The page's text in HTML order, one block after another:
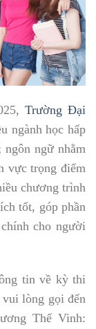
Trường Đại
ngành học hấp
ngôn ngữ nhằm
vực trọng điểm
chương trình
tốt, góp phần
cho người
tin về kỳ thi
vui lòng gọi đến
Thế Vinh: